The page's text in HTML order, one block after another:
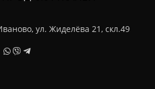
ул. Жиделёва 21, скл.49